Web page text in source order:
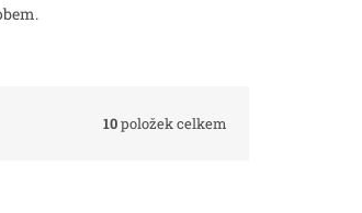
10položek celkem